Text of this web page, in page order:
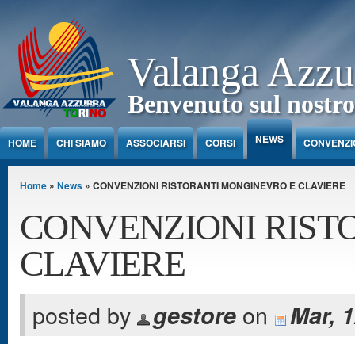
Valanga
Benvenuto sul
HOME CHI SIAMO ASSOCIARSI CORSI NEWS
Tu sei qui
Home » News » CONVENZIONI RISTORANTI MONGINEVRO E CLAVIERE
CONVENZIONI
CLAVIERE
posted by gestore on Mar,